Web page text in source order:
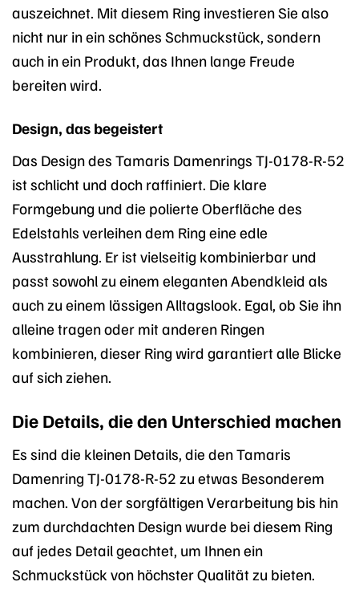
auszeichnet. Mit diesem Ring investieren Sie also
nicht nur in ein schönes Schmuckstück, sondern
auch in ein Produkt, das Ihnen lange Freude
bereiten wird.
Design, das begeistert
Das Design des Tamaris Damenrings TJ-0178-R-52
ist schlicht und doch raffiniert. Die klare
Formgebung und die polierte Oberfläche des
Edelstahls verleihen dem Ring eine edle
Ausstrahlung. Er ist vielseitig kombinierbar und
passt sowohl zu einem eleganten Abendkleid als
auch zu einem lässigen Alltagslook. Egal, ob Sie ihn
alleine tragen oder mit anderen Ringen
kombinieren, dieser Ring wird garantiert alle Blicke
auf sich ziehen.
Die Details, die den Unterschied machen
Es sind die kleinen Details, die den Tamaris
Damenring TJ-0178-R-52 zu etwas Besonderem
machen. Von der sorgfältigen Verarbeitung bis hin
zum durchdachten Design wurde bei diesem Ring
auf jedes Detail geachtet, um Ihnen ein
Schmuckstück von höchster Qualität zu bieten.